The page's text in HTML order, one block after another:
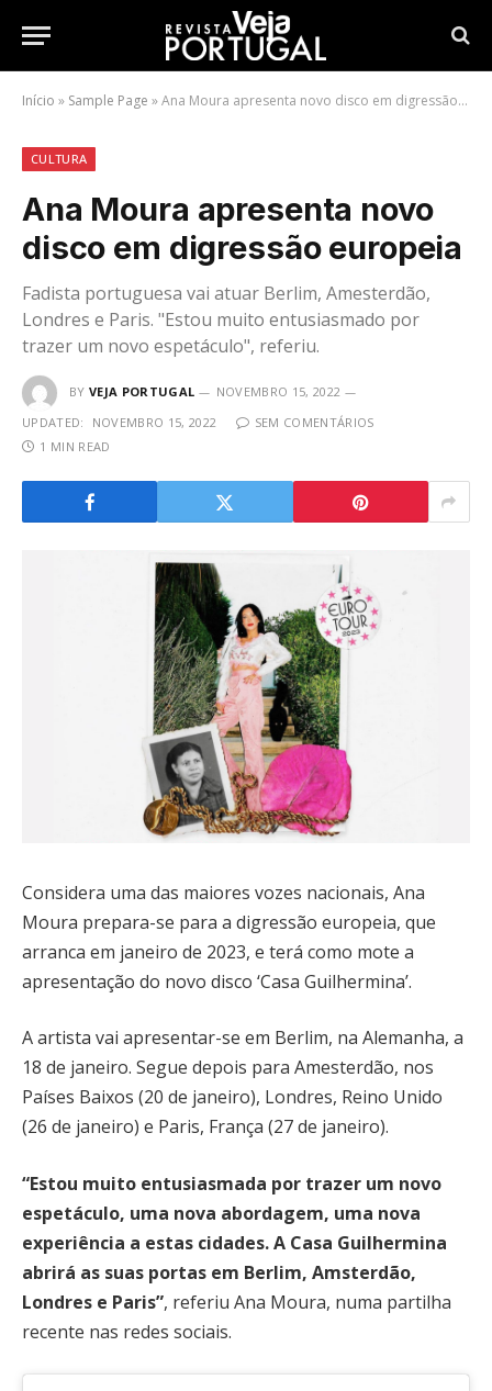
Início » Sample Page »Ana Moura apresenta novo disco em digressão europeia
CULTURA
Ana Moura apresenta novo
disco em digressão europeia
Fadista portuguesa vai atuar Berlim, Amesterdão,
Londres e Paris. "Estou muito entusiasmado por
trazer um novo espetáculo", referiu.
BY VEJA PORTUGAL
NOVEMBRO 15, 2022
UPDATED:
NOVEMBRO 15, 2022
SEM COMENTÁRIOS
1 MIN READ
Considera uma das maiores vozes nacionais, Ana
Moura prepara-se para a digressão europeia, que
arranca em janeiro de 2023, e terá como mote a
apresentação do novo disco ‘Casa Guilhermina’.
A artista vai apresentar-se em Berlim, na Alemanha, a
18 de janeiro. Segue depois para Amesterdão, nos
Países Baixos (20 de janeiro), Londres, Reino Unido
(26 de janeiro) e Paris, França (27 de janeiro).
“Estou muito entusiasmada por trazer um novo
espetáculo, uma nova abordagem, uma nova
experiência a estas cidades. A Casa Guilhermina
abrirá as suas portas em Berlim, Amsterdão,
Londres e Paris”, referiu Ana Moura, numa partilha
recente nas redes sociais.